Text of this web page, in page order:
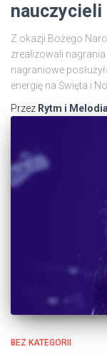
nauczycieli
Z okazji Bożego
zrealizowali
nagraniowe
energię na Święta i
Przez Rytm i
BEZ KATEGORII